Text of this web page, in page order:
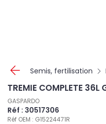
Semis, fertilisation
TREMIE COMPLETE 36L
GASPARDO
Réf : 30517306
Réf OEM : G15224471R